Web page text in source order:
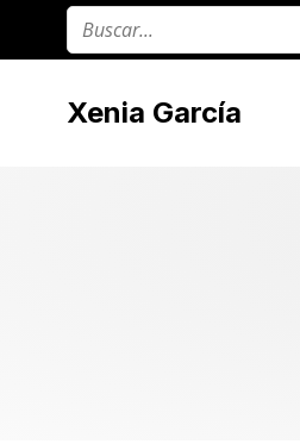
Xenia García